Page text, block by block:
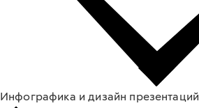
Инфографика и дизайн презентаций